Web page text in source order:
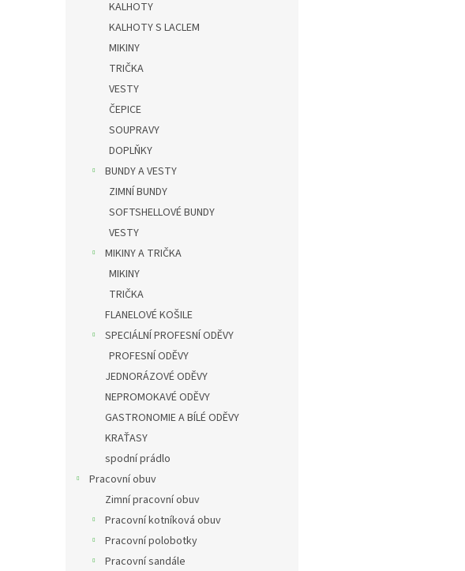
KALHOTY
KALHOTY S LACLEM
MIKINY
TRIČKA
VESTY
ČEPICE
SOUPRAVY
DOPLŇKY
BUNDY A VESTY
ZIMNÍ BUNDY
SOFTSHELLOVÉ BUNDY
VESTY
MIKINY A TRIČKA
MIKINY
TRIČKA
FLANELOVÉ KOŠILE
SPECIÁLNÍ PROFESNÍ ODĚVY
PROFESNÍ ODĚVY
JEDNORÁZOVÉ ODĚVY
NEPROMOKAVÉ ODĚVY
GASTRONOMIE A BÍLÉ ODĚVY
KRAŤASY
spodní prádlo
Pracovní obuv
Zimní pracovní obuv
Pracovní kotníková obuv
Pracovní polobotky
Pracovní sandále